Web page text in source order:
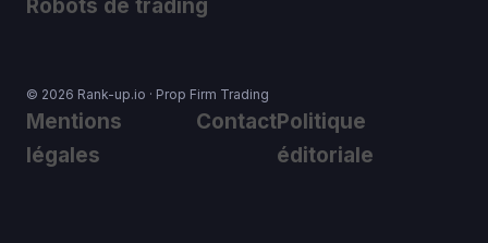
Robots de trading
© 2026 Rank-up.io · Prop Firm Trading
Mentions
légales
ContactPolitique
éditoriale